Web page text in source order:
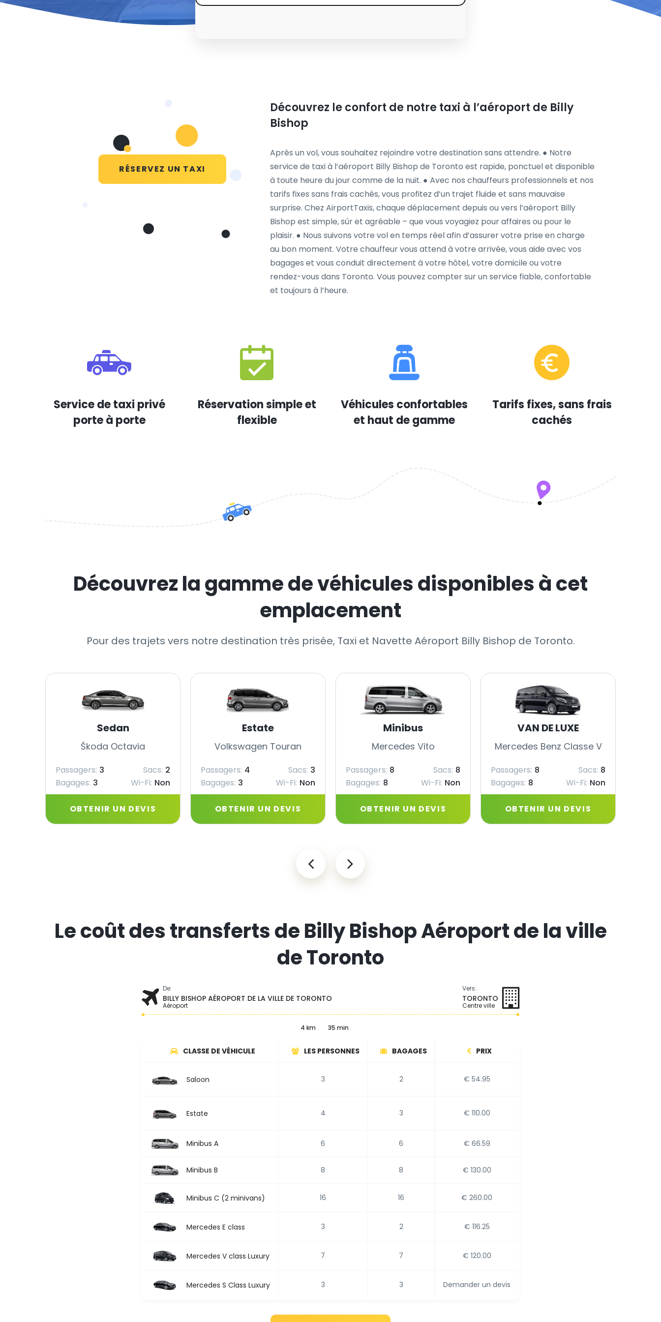
RÉSERVEZ UN TAXI
Découvrez le confort de notre taxi à l’aéroport de Billy
Bishop
Après un vol, vous souhaitez rejoindre votre destination sans attendre. ● Notre
service de taxi à l’aéroport Billy Bishop de Toronto est rapide, ponctuel et disponible
à toute heure du jour comme de la nuit. ● Avec nos chauffeurs professionnels et nos
tarifs fixes sans frais cachés, vous profitez d’un trajet fluide et sans mauvaise
surprise. Chez AirportTaxis, chaque déplacement depuis ou vers l’aéroport Billy
Bishop est simple, sûr et agréable – que vous voyagiez pour affaires ou pour le
plaisir. ● Nous suivons votre vol en temps réel afin d’assurer votre prise en charge
au bon moment. Votre chauffeur vous attend à votre arrivée, vous aide avec vos
bagages et vous conduit directement à votre hôtel, votre domicile ou votre
rendez-vous dans Toronto. Vous pouvez compter sur un service fiable, confortable
et toujours à l’heure.
Service de taxi privé
porte à porte
Réservation simple et
flexible
Véhicules confortables
et haut de gamme
Tarifs fixes, sans frais
cachés
Découvrez la gamme de véhicules disponibles à cet
emplacement
Pour des trajets vers notre destination très prisée, Taxi et Navette Aéroport Billy Bishop de Toronto.
Sedan
Škoda Octavia
Passagers: 3 Sacs: 2
Bagages: 3 Wi-Fi: Non
OBTENIR UN DEVIS
Estate
Volkswagen Touran
Passagers: 4 Sacs: 3
Bagages: 3 Wi-Fi: Non
OBTENIR UN DEVIS
Minibus
Mercedes Vito
Passagers: 8 Sacs: 8
Bagages: 8 Wi-Fi: Non
OBTENIR UN DEVIS
VAN DE LUXE
Mercedes Benz Classe V
Passagers: 8 Sacs: 8
Bagages: 8 Wi-Fi: Non
OBTENIR UN DEVIS
Le coût des transferts de Billy Bishop Aéroport de la ville
de Toronto
De:
BILLY BISHOP AÉROPORT DE LA VILLE DE TORONTO
Aéroport
Vers:
TORONTO
Centre ville
4 km 35 min
CLASSE DE VÉHICULE LES PERSONNES BAGAGES PRIX
Saloon 3 2 € 54.95
Estate 4 3 € 110.00
Minibus A 6 6 € 66.59
Minibus B 8 8 € 130.00
Minibus C (2 minivans) 16 16 € 260.00
Mercedes E class 3 2 € 116.25
Mercedes V class Luxury 7 7 € 120.00
Mercedes S Class Luxury 3 3 Demander un devis